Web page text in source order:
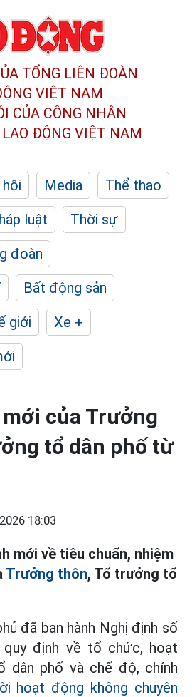
TỔNG LIÊN ĐOÀN
VIỆT NAM
CỦA CÔNG NHÂN
ĐỘNG VIỆT NAM
Media
Thể thao
luật
Thời sự
đoàn
Bất động sản
giới
Xe +
của Trưởng
tổ dân phố từ
18:03
mới về tiêu chuẩn, nhiệm
Trưởng thôn, Tổ trưởng tổ
đã ban hành Nghị định số
quy định về tổ chức, hoạt
dân phố và chế độ, chính
hoạt động không chuyên